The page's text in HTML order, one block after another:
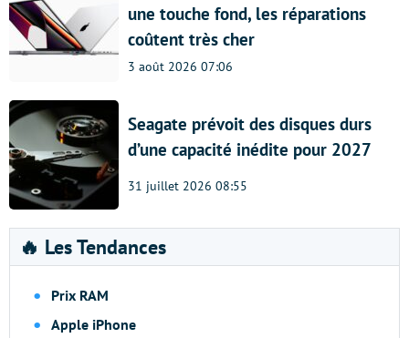
une touche fond, les réparations
coûtent très cher
3 août 2026 07:06
Seagate prévoit des disques durs
d’une capacité inédite pour 2027
31 juillet 2026 08:55
🔥 Les Tendances
Prix RAM
Apple iPhone